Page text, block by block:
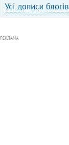
Усі дописи блогів
РЕКЛАМА